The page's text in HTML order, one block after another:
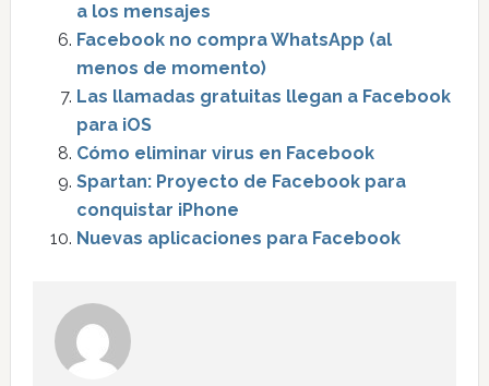
a los mensajes
Facebook no compra WhatsApp (al
menos de momento)
Las llamadas gratuitas llegan a Facebook
para iOS
Cómo eliminar virus en Facebook
Spartan: Proyecto de Facebook para
conquistar iPhone
Nuevas aplicaciones para Facebook